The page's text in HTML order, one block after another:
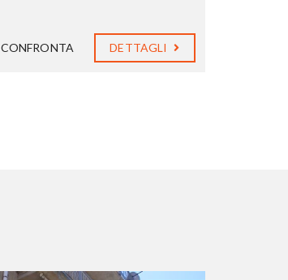
CONFRONTA DETTAGLI